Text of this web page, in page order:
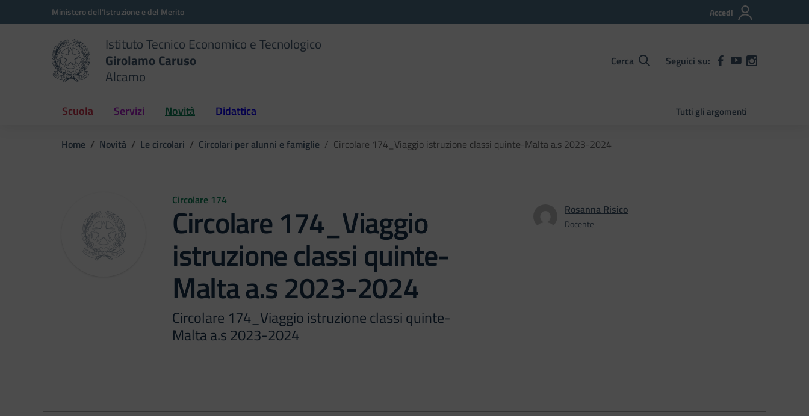
Vai ai contenuti
Vai al menu di navigazioneMinistero dell'Istruzione e del Merito Accedi
Istituto Tecnico Economico e Tecnologico
Girolamo Caruso
Alcamo
Cerca Seguici su:
Scuola Servizi Novità Didattica Tutti gli argomenti
Home Novità Le circolari Circolari per alunni e famiglie Circolare 174_Viaggio istruzione classi quinte-Malta a.s 2023-2024
Circolare 174
Circolare 174_Viaggio
istruzione classi quinte-
Malta a.s 2023-2024
Circolare 174_Viaggio istruzione classi quinte-
Malta a.s 2023-2024
Rosanna Risico
Docente